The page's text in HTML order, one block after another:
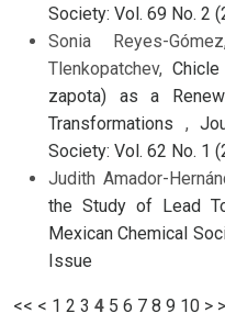
Society: Vol. 69 No. 2
Sonia Reyes-
Tlenkopatchev,
zapota) as a
Transformations ,
Society: Vol. 62 No. 1
Judith Amador-
the Study of Lead
Mexican Chemical
Issue
<< < 1 2 3 4 5 6 7 8 9 10 >